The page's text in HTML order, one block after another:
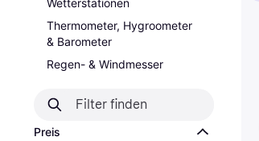
Wetterstationen
Thermometer, Hygroometer
& Barometer
Regen- & Windmesser
Preis